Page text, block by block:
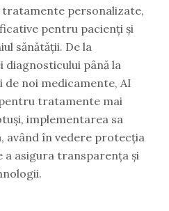
personalizate,
pentru pacienți și
sănătății. De la
până la
noi medicamente, AI
tratamente mai
implementarea sa
având în vedere protecția
a asigura transparența și